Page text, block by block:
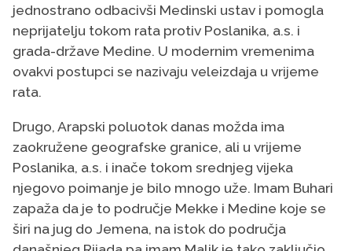
jednostrano odbacivši Medinski ustav i pomogla
neprijatelju tokom rata protiv Poslanika, a.s. i
grada-države Medine. U modernim vremenima
ovakvi postupci se nazivaju veleizdaja u vrijeme
rata.
Drugo, Arapski poluotok danas možda ima
zaokružene geografske granice, ali u vrijeme
Poslanika, a.s. i inače tokom srednjeg vijeka
njegovo poimanje je bilo mnogo uže. Imam Buhari
zapaža da je to područje Mekke i Medine koje se
širi na jug do Jemena, na istok do područja